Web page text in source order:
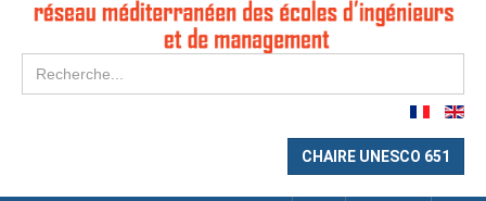
CHAIRE UNESCO 651